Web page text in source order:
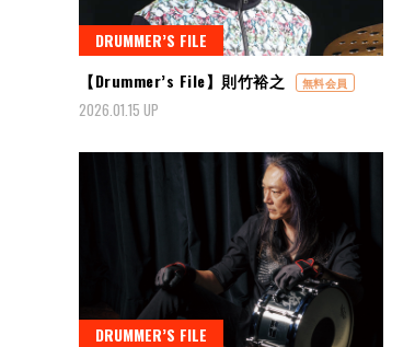
DRUMMER’S FILE
【Drummer’s File】則竹裕之
無料会員
2026.01.15 UP
DRUMMER’S FILE